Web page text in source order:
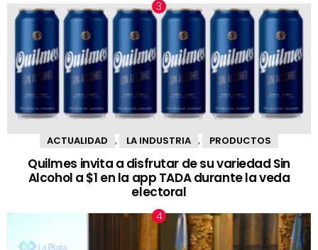
ACTUALIDAD , LA INDUSTRIA , PRODUCTOS
Quilmes invita a disfrutar de su variedad Sin
Alcohol a $1 en la app TADA durante la veda
electoral